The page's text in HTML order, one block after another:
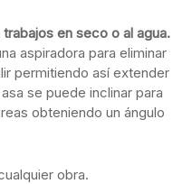
en seco o al agua.
aspiradora para eliminar
permitiendo así extender
se puede inclinar para
obteniendo un ángulo
obra.